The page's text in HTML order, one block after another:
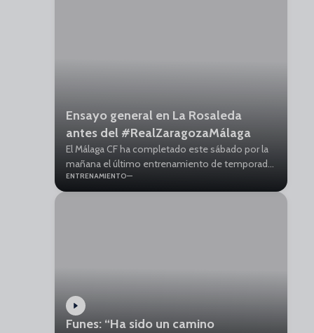
Ensayo general en La Rosaleda
antes del #RealZaragozaMálaga
El Málaga CF ha completado este sábado por la
mañana el último entrenamiento de temporada
regular, incidiendo en los ajustes específicos de
cara al partido de mañana domingo en el
ENTRENAMIENTO
Funes: “Ha sido un camino